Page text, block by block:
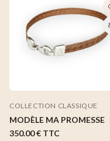
COLLECTION CLASSIQUE
MODÈLE MA PROMESSE
350.00 € TTC